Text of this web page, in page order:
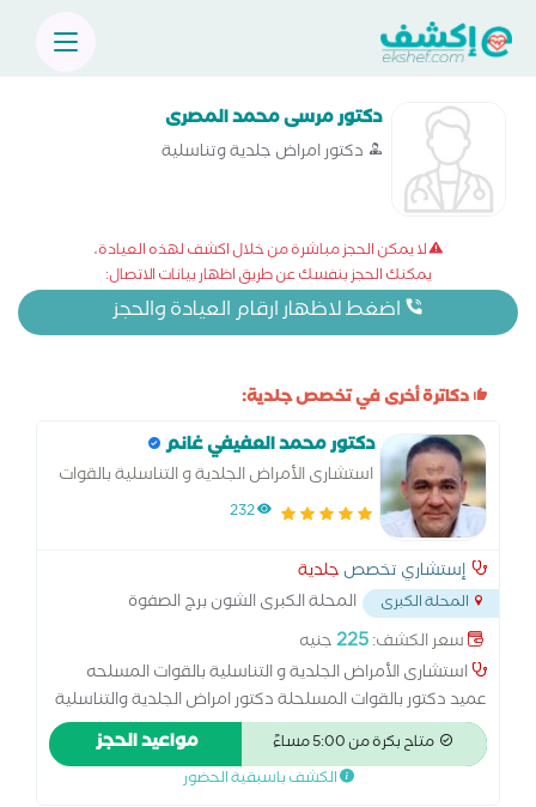
دكتور مرسى محمد المصرى
دكتور امراض جلدية وتناسلية
لا يمكن الحجز مباشرة من خلال اكشف لهذه العيادة،
يمكنك الحجز بنفسك عن طريق اظهار بيانات الاتصال:
اضغط لاظهار ارقام العيادة والحجز
دكاترة أخرى في تخصص جلدية:
دكتور محمد العفيفي غانم
استشارى الأمراض الجلدية و التناسلية بالقوات
المسلحه
232
إستشاري تخصص جلدية
المحلة الكبرى
المحلة الكبرى الشون برج الصفوة
كليوباترا للفساتسن... سعر الكشف:225جنيه
استشارى الأمراض الجلدية و التناسلية بالقوات المسلحه
عميد دكتور بالقوات المسلحلة دكتور امراض الجلدية والتناسلية
متاح بكرة من 5:00 مساءً مواعيد الحجز
الكشف باسبقية الحضور